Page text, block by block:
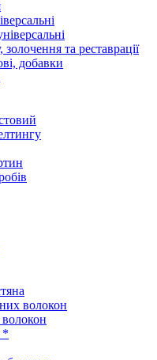
та реставрації
добавки
волокон
*